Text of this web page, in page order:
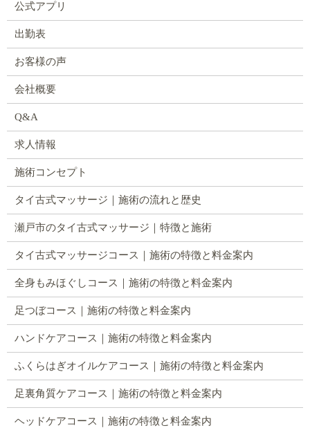
公式アプリ
出勤表
お客様の声
会社概要
Q&A
求人情報
施術コンセプト
タイ古式マッサージ｜施術の流れと歴史
瀬戸市のタイ古式マッサージ｜特徴と施術
タイ古式マッサージコース｜施術の特徴と料金案内
全身もみほぐしコース｜施術の特徴と料金案内
足つぼコース｜施術の特徴と料金案内
ハンドケアコース｜施術の特徴と料金案内
ふくらはぎオイルケアコース｜施術の特徴と料金案内
足裏角質ケアコース｜施術の特徴と料金案内
ヘッドケアコース｜施術の特徴と料金案内